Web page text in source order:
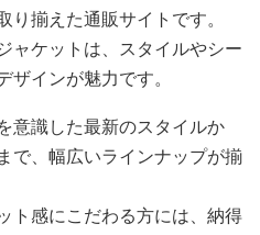
り揃えた通販サイトです。
ャケットは、スタイルやシー
ザインが魅力です。
意識した最新のスタイルか
で、幅広いラインナップが揃
ト感にこだわる方には、納得